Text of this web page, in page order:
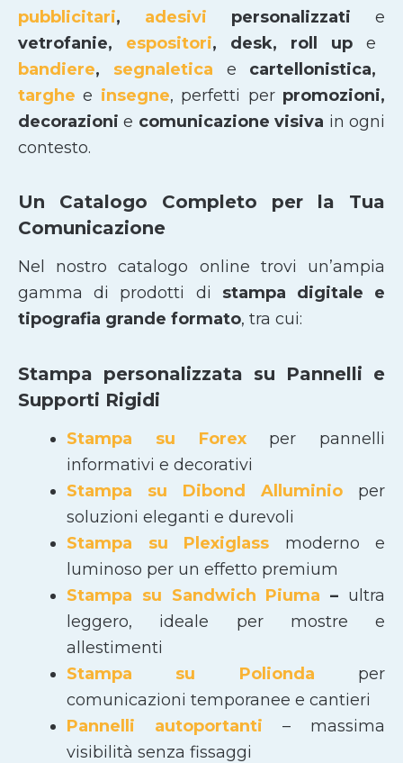
pubblicitari, adesivi personalizzati e
vetrofanie, espositori, desk, roll up e
bandiere, segnaletica e cartellonistica,
targhee insegne, perfetti per promozioni,
decorazionie comunicazione visiva in ogni
contesto.
Un Catalogo Completo per la Tua
Comunicazione
Nel nostro catalogo online trovi un’ampia
gamma di prodotti di stampa digitale e
tipografia grande formato, tra cui:
Stampa personalizzata su Pannelli e
Supporti Rigidi
Stampa su Forexper pannelli
informativi e decorativi
Stampa su Dibond Alluminio per
soluzioni eleganti e durevoli
Stampa su Plexiglass moderno e
luminoso per un effetto premium
Stampa su Sandwich Piuma – ultra
leggero, ideale per mostre e
allestimenti
Stampa su Polionda per
comunicazioni temporanee e cantieri
Pannelli autoportanti – massima
visibilità senza fissaggi